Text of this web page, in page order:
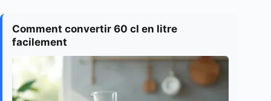
Comment convertir 60 cl en litre
facilement